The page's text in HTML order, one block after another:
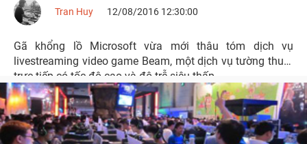
Tran Huy 12/08/2016 12:30:00
Gã khổng lồ Microsoft vừa mới thâu tóm dịch vụ
livestreaming video game Beam, một dịch vụ tường thuật
trực tiếp có tốc độ cao và độ trễ siêu thấp.